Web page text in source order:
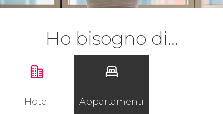
Ho bisogno di...
Hotel Appartamenti